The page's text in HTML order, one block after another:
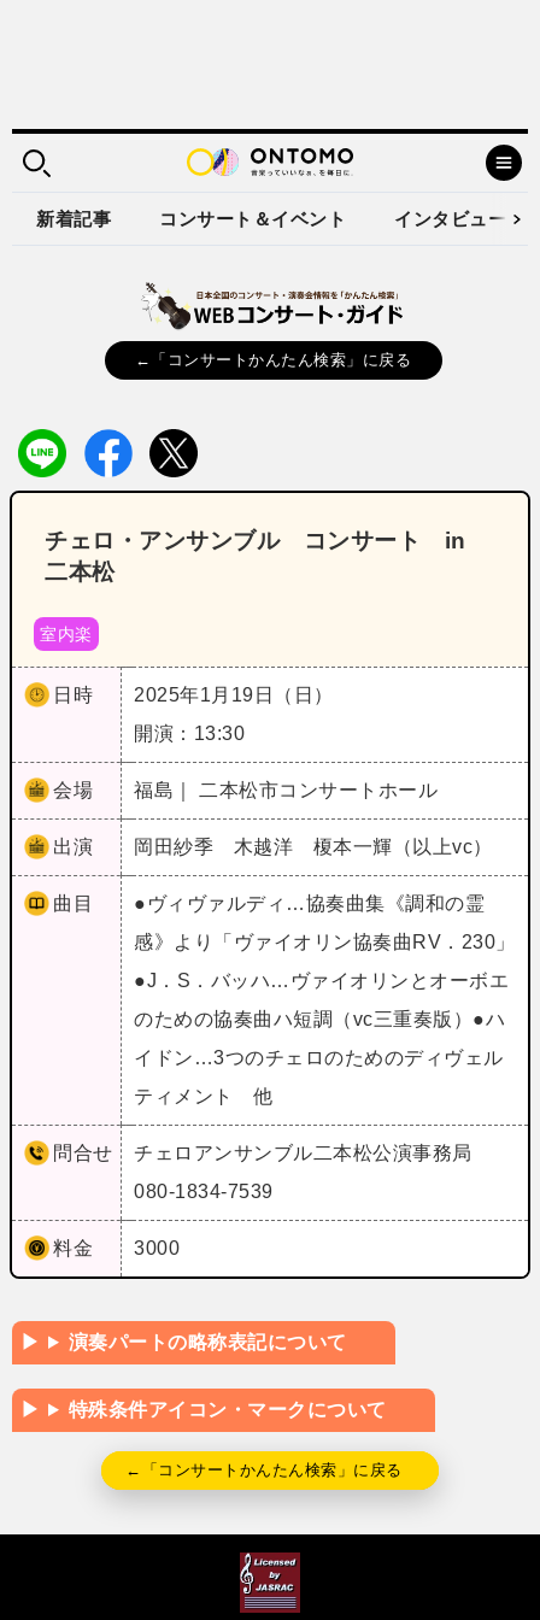
新着記事 コンサート＆イベント インタビュー
←「コンサートかんたん検索」に戻る
チェロ・アンサンブル コンサート in
二本松
室内楽
日時
2025年1月19日（日）
開演：13:30
会場 福島｜ 二本松市コンサートホール
出演 岡田紗季 木越洋 榎本一輝（以上vc）
曲目
●ヴィヴァルディ…協奏曲集《調和の霊
感》より「ヴァイオリン協奏曲RV．230」
●J．S．バッハ…ヴァイオリンとオーボエ
のための協奏曲ハ短調（vc三重奏版）●ハ
イドン…3つのチェロのためのディヴェル
ティメント 他
問合せ
チェロアンサンブル二本松公演事務局
080-1834-7539
料金 3000
演奏パートの略称表記について
特殊条件アイコン・マークについて
←「コンサートかんたん検索」に戻る